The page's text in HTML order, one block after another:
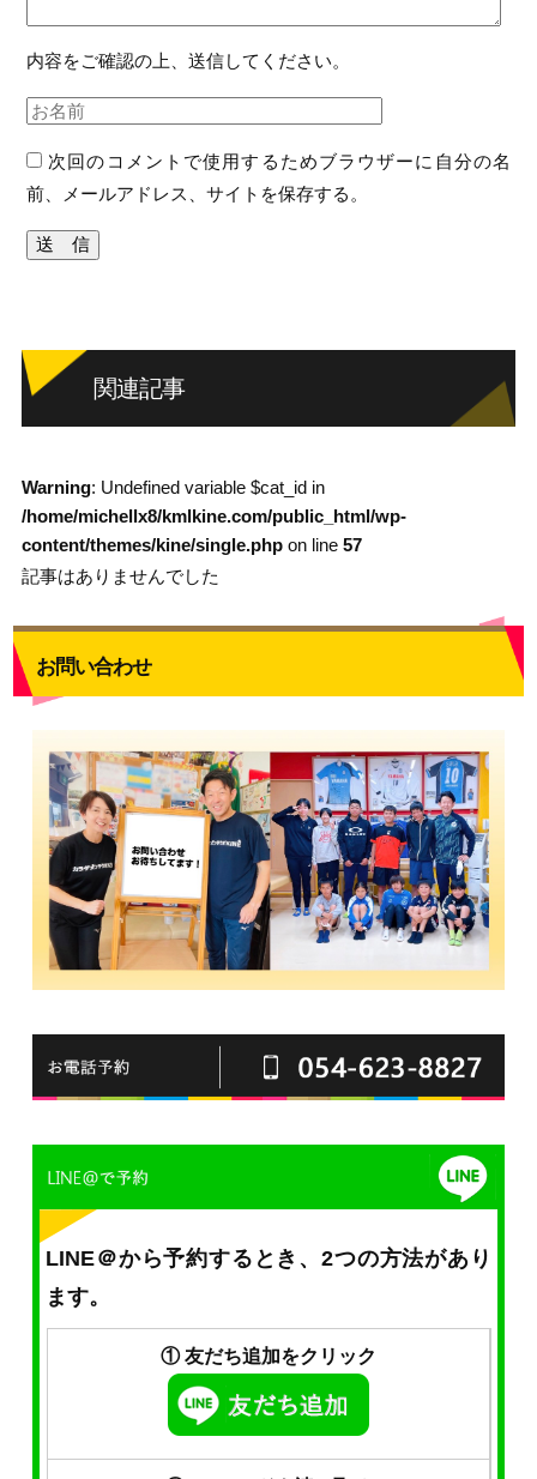
内容をご確認の上、送信してください。
次回のコメントで使用するためブラウザーに自分の名
前、メールアドレス、サイトを保存する。
関連記事
Warning: Undefined variable $cat_id in
/home/michellx8/kmlkine.com/public_html/wp-
content/themes/kine/single.phpon line 57
記事はありませんでした
お問い合わせ
LINE＠から予約するとき、2つの方法があり
ます。
① 友だち追加をクリック